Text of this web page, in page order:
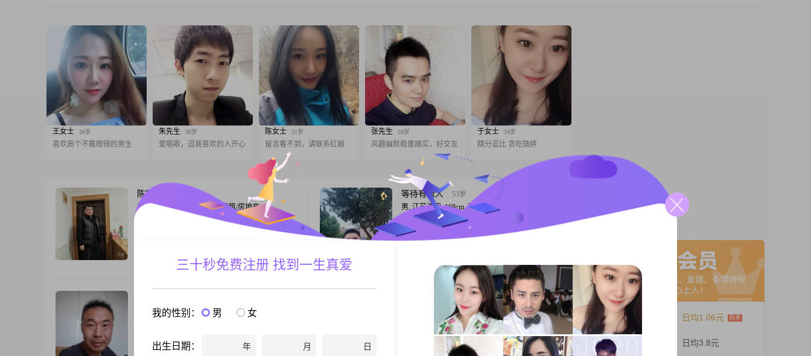
王女士 26岁
喜欢高个不戴眼镜的男生
朱先生 30岁
爱唱歌，逗我喜欢的人开心
陈女士 31岁
留言看不到，请联系红娘
张先生 28岁
风趣幽默稳重踏实，好交友
于女士 34岁
精分逗比 贪吃微胖
陈群
男, 江苏淮安, 170cm, 离异, 建筑/房地产
大家好，我是1977年出生的男士，今年身高
170cm##3002##我的月收入在8001到12000元这个区
中及以下##3002##在性格方面，我是一个责任感强
的人，平时做事稳重可靠##3002##我比较看重家
跟TA联系
等待有缘人
53岁
男, 江苏淮安, 168cm, 离异, 操作工人
大家好，我是一位来自淮安的男士，出生于1973
年，身高168cm。我在淮安有着稳定的工作，月收
则。在生活中，我是乐观积极的，总是能看到事情
的积极面。我性格随和易相处，与人交往时总是真
诚相待，从不计较一时的得失。我非常重视家庭，
跟TA联系
男, 江苏淮安, 178cm, 离异, 工程师
打算要孩子。人生无法重新来过，落子无悔，不念
女, 江苏淮安, 168cm, 离异, 自由职业
大家好，我是一位来自江苏淮安的女士，出生于
1970年，身高168厘米。我的学历是中专，现在的
工作月收入在3000元以下。我性格温柔体贴，善解
日均1.06元
日均3.8元
三十秒免费注册 找到一生真爱
我的性别： 男 女
出生日期： 年 月 日